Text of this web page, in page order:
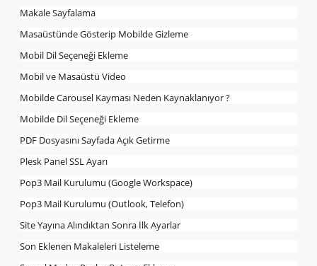
Makale Sayfalama
Masaüstünde Gösterip Mobilde Gizleme
Mobil Dil Seçeneği Ekleme
Mobil ve Masaüstü Video
Mobilde Carousel Kayması Neden Kaynaklanıyor ?
Mobilde Dil Seçeneği Ekleme
PDF Dosyasını Sayfada Açık Getirme
Plesk Panel SSL Ayarı
Pop3 Mail Kurulumu (Google Workspace)
Pop3 Mail Kurulumu (Outlook, Telefon)
Site Yayına Alındıktan Sonra İlk Ayarlar
Son Eklenen Makaleleri Listeleme